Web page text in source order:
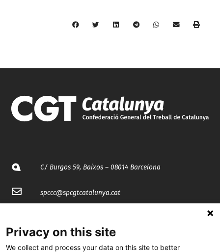
C/ Burgos 59, Baixos – 08014 Barcelona
spccc@spcgtcatalunya.cat
@CGTCatalunya
Privacy on this site
We collect and process your data on this site to better